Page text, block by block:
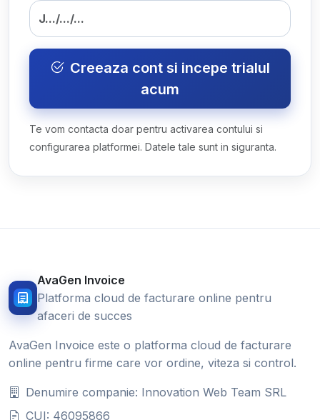
Creeaza cont si incepe trialul
acum
Te vom contacta doar pentru activarea contului si
configurarea platformei. Datele tale sunt in siguranta.
AvaGen Invoice
Platforma cloud de facturare online pentru
afaceri de succes
AvaGen Invoice este o platforma cloud de facturare
online pentru firme care vor ordine, viteza si control.
Denumire companie: Innovation Web Team SRL
CUI: 46095866